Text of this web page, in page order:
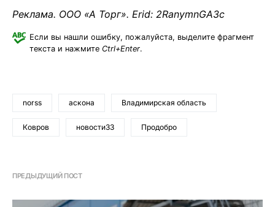
Реклама. ООО «А Торг». Erid: 2RanymnGA3c
Если вы нашли ошибку, пожалуйста, выделите фрагмент
текста и нажмите Ctrl+Enter.
norss аскона Владимирская область
Ковров новости33 Продобро
ПРЕДЫДУЩИЙ ПОСТ